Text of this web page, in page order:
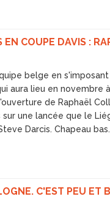
COUPE DAVIS :
belge en
aura lieu en novembre
de Raphaël
une lancée que le
Darcis. Chapeau bas.
C'EST PEU ET